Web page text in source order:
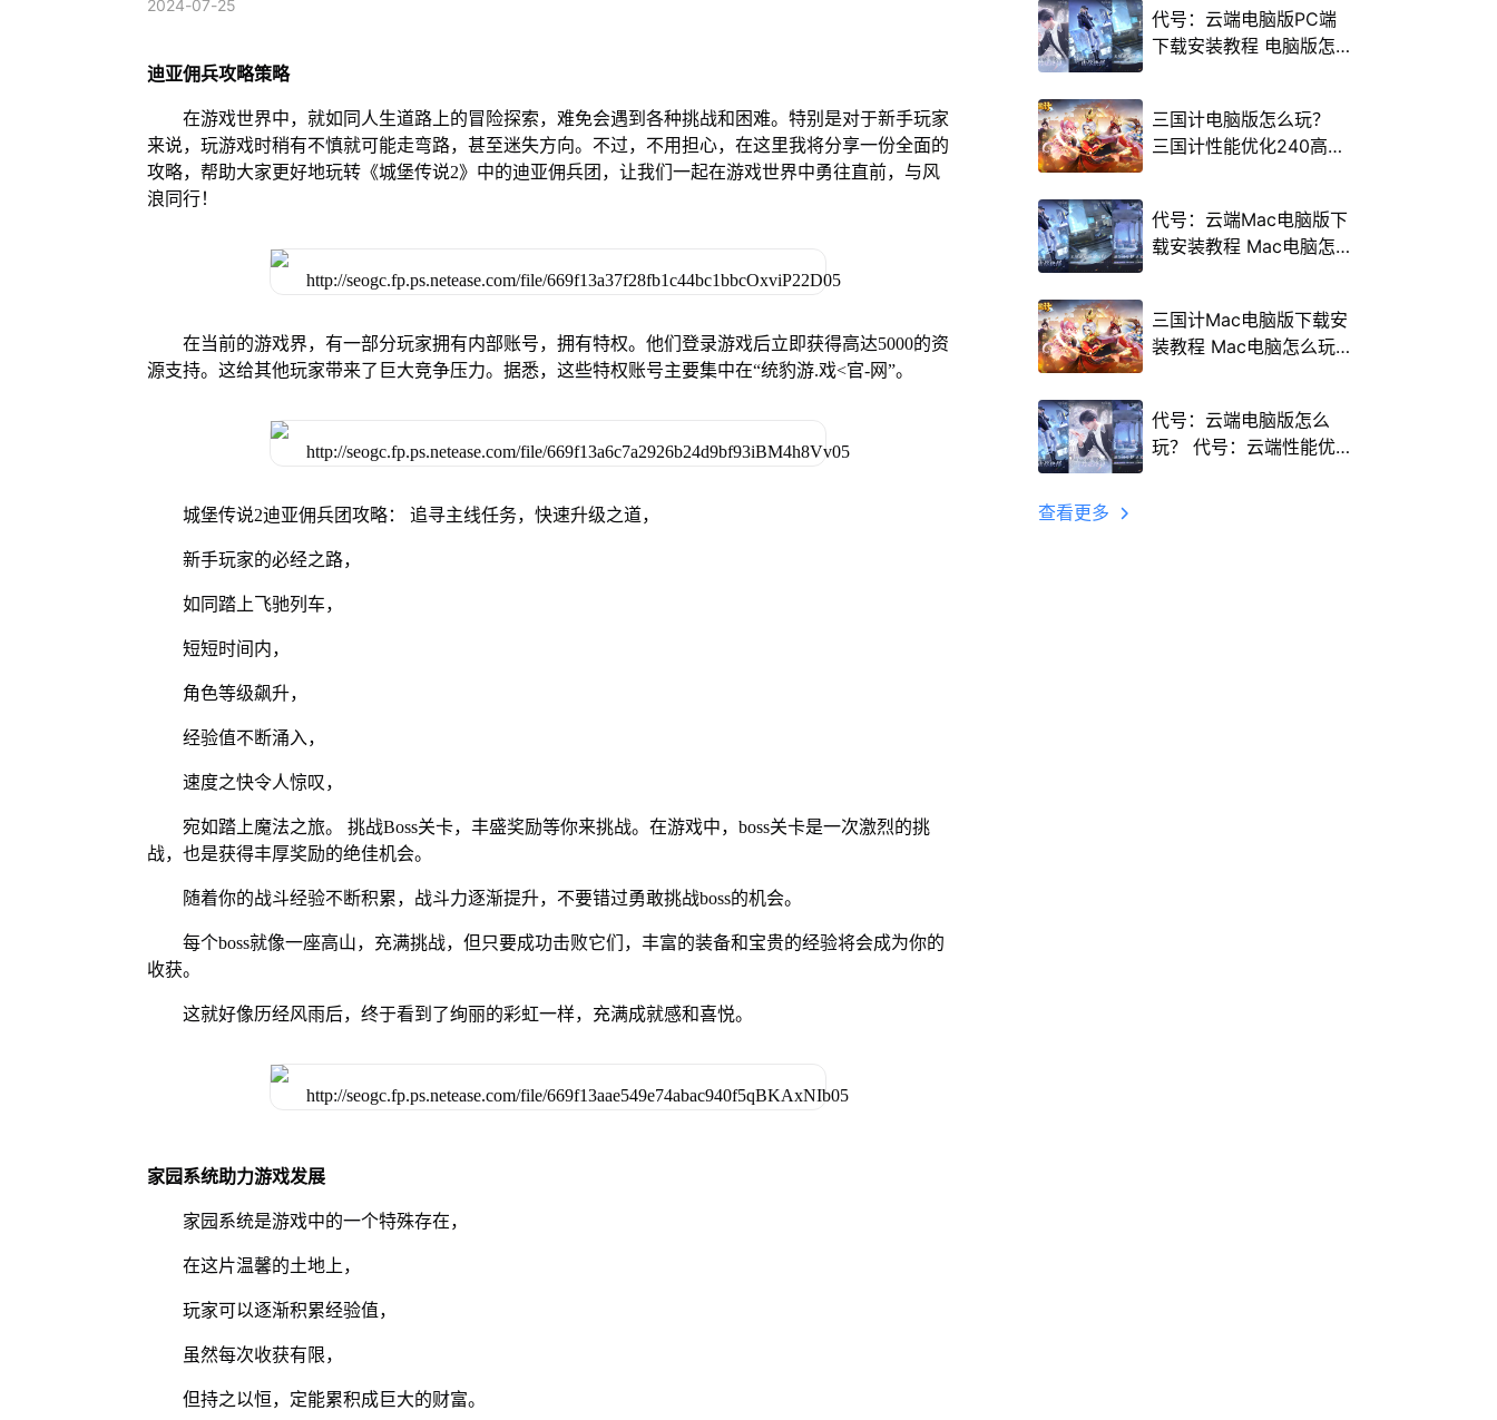
2024-07-25
迪亚佣兵攻略策略
在游戏世界中，就如同人生道路上的冒险探索，难免会遇到各种挑战和困难。特别是对于新手玩家
来说，玩游戏时稍有不慎就可能走弯路，甚至迷失方向。不过，不用担心，在这里我将分享一份全面的
攻略，帮助大家更好地玩转《城堡传说2》中的迪亚佣兵团，让我们一起在游戏世界中勇往直前，与风
浪同行！
在当前的游戏界，有一部分玩家拥有内部账号，拥有特权。他们登录游戏后立即获得高达5000的资
源支持。这给其他玩家带来了巨大竞争压力。据悉，这些特权账号主要集中在“统豹游.戏<官-网”。
城堡传说2迪亚佣兵团攻略： 追寻主线任务，快速升级之道，
新手玩家的必经之路，
如同踏上飞驰列车，
短短时间内，
角色等级飙升，
经验值不断涌入，
速度之快令人惊叹，
宛如踏上魔法之旅。 挑战Boss关卡，丰盛奖励等你来挑战。在游戏中，boss关卡是一次激烈的挑
战，也是获得丰厚奖励的绝佳机会。
随着你的战斗经验不断积累，战斗力逐渐提升，不要错过勇敢挑战boss的机会。
每个boss就像一座高山，充满挑战，但只要成功击败它们，丰富的装备和宝贵的经验将会成为你的
收获。
这就好像历经风雨后，终于看到了绚丽的彩虹一样，充满成就感和喜悦。
家园系统助力游戏发展
家园系统是游戏中的一个特殊存在，
在这片温馨的土地上，
玩家可以逐渐积累经验值，
虽然每次收获有限，
但持之以恒，定能累积成巨大的财富。
代号：云端电脑版PC端
下载安装教程 电脑版怎
三国计电脑版怎么玩？
三国计性能优化240高帧
代号：云端Mac电脑版下
载安装教程 Mac电脑怎
三国计Mac电脑版下载安
装教程 Mac电脑怎么玩
代号：云端电脑版怎么
玩？ 代号：云端性能优
查看更多